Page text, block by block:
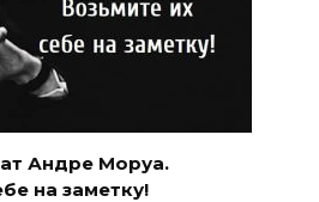
Андре Моруа.
на заметку!